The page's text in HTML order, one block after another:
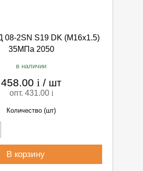
08-2SN S19 DK (М16х1.5)
35МПа 2050
в наличии
458.00i / шт
опт. 431.00 i
Количество (шт)
В корзину